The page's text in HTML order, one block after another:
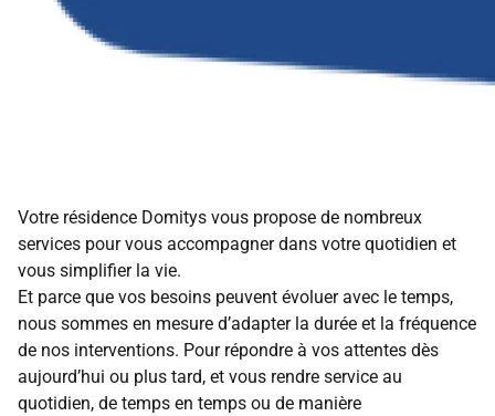
Votre résidence Domitys vous propose de nombreux
services pour vous accompagner dans votre quotidien et
vous simplifier la vie.
Et parce que vos besoins peuvent évoluer avec le temps,
nous sommes en mesure d’adapter la durée et la fréquence
de nos interventions. Pour répondre à vos attentes dès
aujourd’hui ou plus tard, et vous rendre service au
quotidien, de temps en temps ou de manière